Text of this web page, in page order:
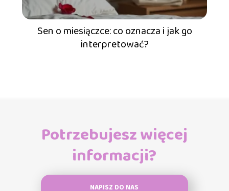
Sen o miesiączce: co oznacza i jak go
interpretować?
Potrzebujesz więcej
informacji?
NAPISZ DO NAS